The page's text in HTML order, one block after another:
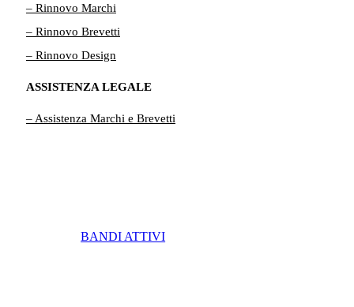
– Rinnovo Marchi
– Rinnovo Brevetti
– Rinnovo Design
ASSISTENZA LEGALE
– Assistenza Marchi e Brevetti
BANDI ATTIVI